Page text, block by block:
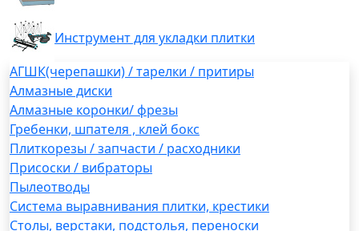
Инструмент для укладки плитки
АГШК(черепашки) / тарелки / притиры
Алмазные диски
Алмазные коронки/ фрезы
Гребенки, шпателя , клей бокс
Плиткорезы / запчасти / расходники
Присоски / вибраторы
Пылеотводы
Система выравнивания плитки, крестики
Столы, верстаки, подстолья, переноски